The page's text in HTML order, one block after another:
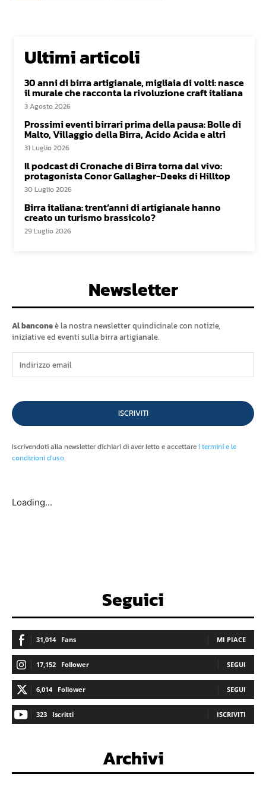
Ultimi articoli
30 anni di birra artigianale, migliaia di volti: nasce
il murale che racconta la rivoluzione craft italiana
3 Agosto 2026
Prossimi eventi birrari prima della pausa: Bolle di
Malto, Villaggio della Birra, Acido Acida e altri
31 Luglio 2026
Il podcast di Cronache di Birra torna dal vivo:
protagonista Conor Gallagher-Deeks di Hilltop
30 Luglio 2026
Birra italiana: trent’anni di artigianale hanno
creato un turismo brassicolo?
29 Luglio 2026
Newsletter
Al banconeè la nostra newsletter quindicinale con notizie,
iniziative ed eventi sulla birra artigianale.
ISCRIVITI
Iscrivendoti alla newsletter dichiari di aver letto e accettarei termini e le
condizioni d'uso.
Loading...
Seguici
31,014 Fans MI PIACE
17,152 Follower SEGUI
6,014 Follower SEGUI
323 Iscritti ISCRIVITI
Archivi